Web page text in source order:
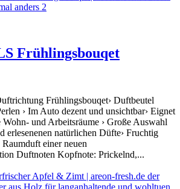
Frühlingsbouqet
Frühlingsbouqet› Duftbeutel
› Im Auto dezent und unsichtbar› Eignet
und Arbeitsräume › Große Auswahl
erlesenenen natürlichen Düfte› Fruchtig
einer neuen
Duftnoten Kopfnote: Prickelnd,...